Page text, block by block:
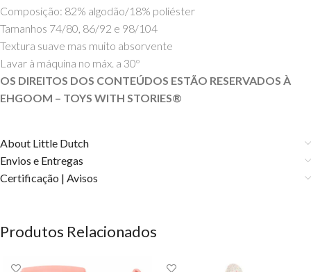
Composição: 82% algodão/18% poliéster
Tamanhos 74/80, 86/92 e 98/104
Textura suave mas muito absorvente
Lavar à máquina no máx. a 30º
OS DIREITOS DOS CONTEÚDOS ESTÃO RESERVADOS À
EHGOOM – TOYS WITH STORIES®️
About Little Dutch
Envios e Entregas
Certificação | Avisos
Produtos Relacionados